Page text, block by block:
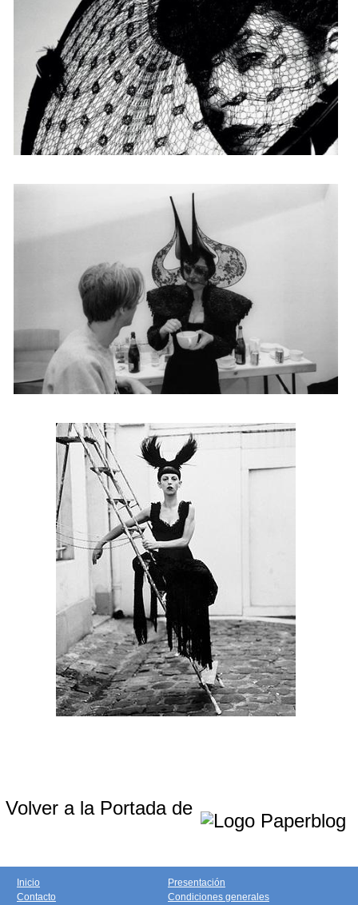
Volver a la Portada de
Inicio
Contacto
Presentación
Condiciones generales